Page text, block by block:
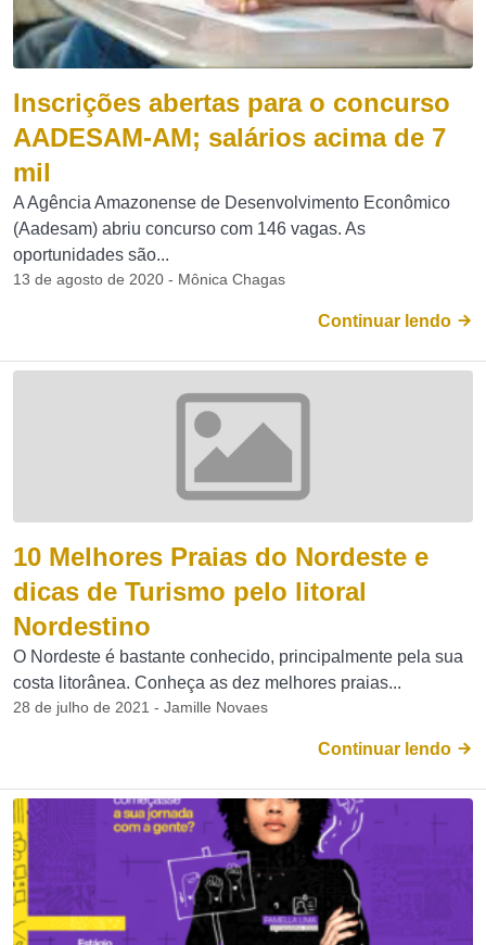
Inscrições abertas para o concurso
AADESAM-AM; salários acima de 7
mil
A Agência Amazonense de Desenvolvimento Econômico
(Aadesam) abriu concurso com 146 vagas. As
oportunidades são...
13 de agosto de 2020 - Mônica Chagas
Continuar lendo
10 Melhores Praias do Nordeste e
dicas de Turismo pelo litoral
Nordestino
O Nordeste é bastante conhecido, principalmente pela sua
costa litorânea. Conheça as dez melhores praias...
28 de julho de 2021 - Jamille Novaes
Continuar lendo